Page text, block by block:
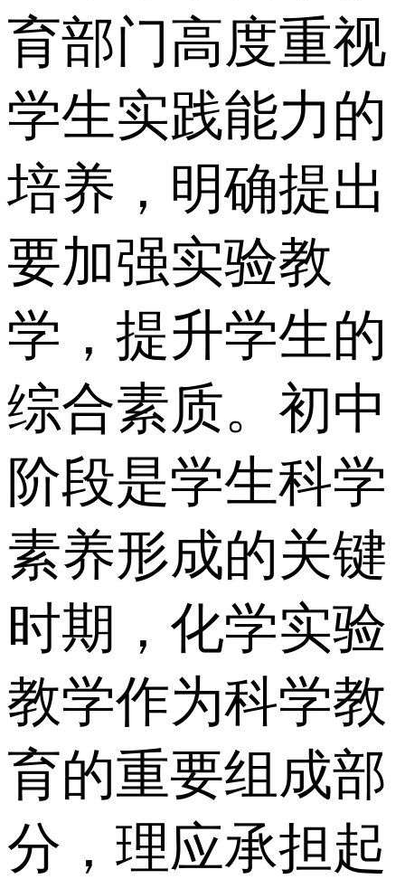
育部门高度重视
学生实践能力的
培养，明确提出
要加强实验教
学，提升学生的
综合素质。初中
阶段是学生科学
素养形成的关键
时期，化学实验
教学作为科学教
育的重要组成部
分，理应承担起